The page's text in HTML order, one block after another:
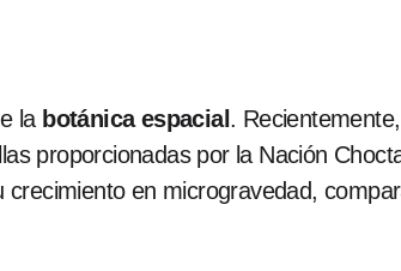
la botánica espacial .
proporcionadas por la Nación
en microgravedad,